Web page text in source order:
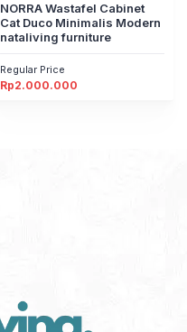
NORRA Wastafel Cabinet
Cat Duco Minimalis Modern
nataliving furniture
Regular Price
Rp2.000.000